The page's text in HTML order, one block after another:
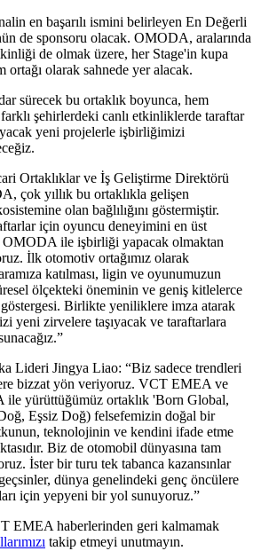
en başarılı ismini belirleyen En Değerli
de sponsoru olacak. OMODA, aralarında
de olmak üzere, her Stage'in kupa
ortağı olarak sahnede yer alacak.
sürecek bu ortaklık boyunca, hem
farklı şehirlerdeki canlı etkinliklerde taraftar
yeni projelerle işbirliğimizi
Ortaklıklar ve İş Geliştirme Direktörü
çok yıllık bu ortaklıkla gelişen
olan bağlılığını göstermiştir.
için oyuncu deneyimini en üst
OMODA ile işbirliği yapacak olmaktan
İlk otomotiv ortağımız olarak
katılması, ligin ve oyunumuzun
ölçekteki öneminin ve geniş kitlelerce
Birlikte yeniliklere imza atarak
yeni zirvelere taşıyacak ve taraftarlara
Lideri Jingya Liao: “Biz sadece trendleri
bizzat yön veriyoruz. VCT EMEA ve
ile yürüttüğümüz ortaklık 'Born Global,
Eşsiz Doğ) felsefemizin doğal bir
teknolojinin ve kendini ifade etme
Biz de otomobil dünyasına tam
İster bir turu tek tabanca kazansınlar
dünya genelindeki genç öncülere
için yepyeni bir yol sunuyoruz.”
EMEA haberlerinden geri kalmamak
takip etmeyi unutmayın.